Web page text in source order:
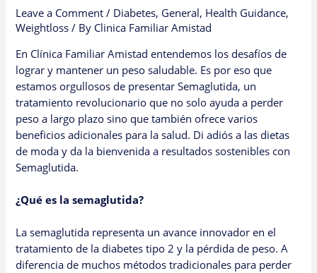
Leave a Comment / Diabetes, General, Health Guidance,
Weightloss / By Clinica Familiar Amistad
En Clínica Familiar Amistad entendemos los desafíos de
lograr y mantener un peso saludable. Es por eso que
estamos orgullosos de presentar Semaglutida, un
tratamiento revolucionario que no solo ayuda a perder
peso a largo plazo sino que también ofrece varios
beneficios adicionales para la salud. Di adiós a las dietas
de moda y da la bienvenida a resultados sostenibles con
Semaglutida.
¿Qué es la semaglutida?
La semaglutida representa un avance innovador en el
tratamiento de la diabetes tipo 2 y la pérdida de peso. A
diferencia de muchos métodos tradicionales para perder